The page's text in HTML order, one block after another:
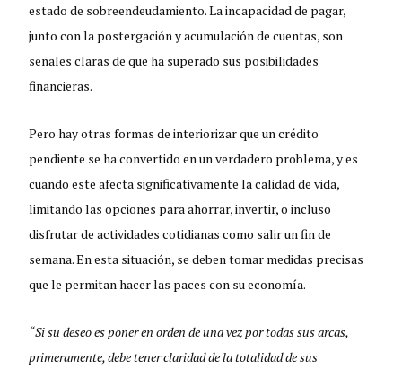
estado de sobreendeudamiento. La incapacidad de pagar,
junto con la postergación y acumulación de cuentas, son
señales claras de que ha superado sus posibilidades
financieras.
Pero hay otras formas de interiorizar que un crédito
pendiente se ha convertido en un verdadero problema, y es
cuando este afecta significativamente la calidad de vida,
limitando las opciones para ahorrar, invertir, o incluso
disfrutar de actividades cotidianas como salir un fin de
semana. En esta situación, se deben tomar medidas precisas
que le permitan hacer las paces con su economía.
“Si su deseo es poner en orden de una vez por todas sus arcas,
primeramente, debe tener claridad de la totalidad de sus